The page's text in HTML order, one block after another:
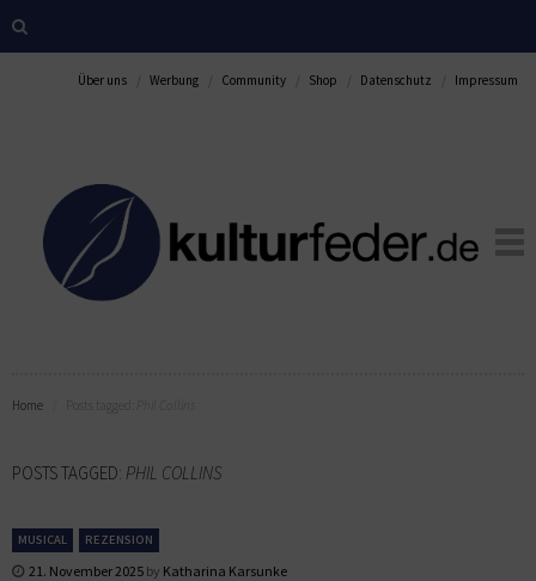
Über uns Werbung Community Shop Datenschutz Impressum
Home
POSTS TAGGED: PHIL COLLINS
MUSICAL REZENSION
21. November 2025 by Katharina Karsunke